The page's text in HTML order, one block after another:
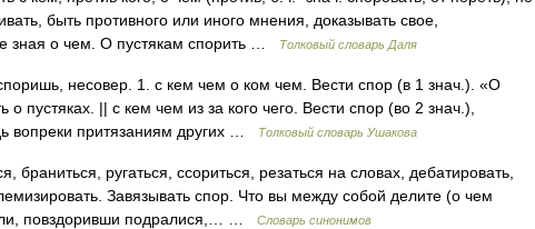
быть противного или иного мнения, доказывать свое,
зная о чем. О пустякам спорить …
Толковый словарь Даля
несовер. 1. с кем чем о ком чем. Вести спор (в 1 знач.). «О
о пустяках. || с кем чем из за кого чего. Вести спор (во 2 знач.),
вопреки притязаниям других …
Толковый словарь Ушакова
браниться, ругаться, ссориться, резаться на словах, дебатировать,
Завязывать спор. Что вы между собой делите (о чем
повздоривши подралися,… …
Словарь синонимов